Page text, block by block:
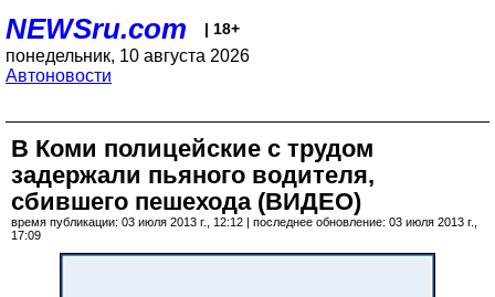
NEWSru.com | 18+
понедельник, 10 августа 2026
Автоновости
В Коми полицейские с трудом
задержали пьяного водителя,
сбившего пешехода (ВИДЕО)
время публикации: 03 июля 2013 г., 12:12 | последнее обновление: 03 июля 2013 г.,
17:09